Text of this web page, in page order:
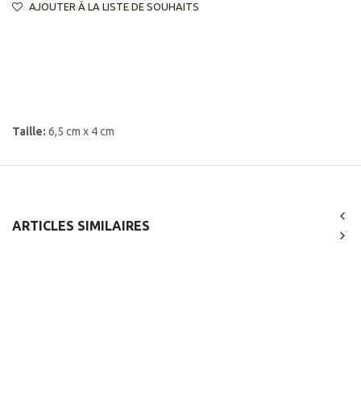
AJOUTER À LA LISTE DE SOUHAITS
Taille: 6,5 cm x 4 cm
ARTICLES SIMILAIRES